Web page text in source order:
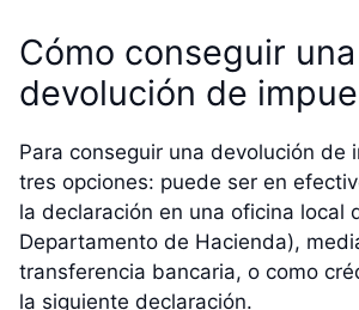
Cómo conseguir una
devolución de
Para conseguir una devolución de
tres opciones: puede ser en
la declaración en una oficina local
Departamento de Hacienda),
transferencia bancaria, o como
la siguiente declaración.